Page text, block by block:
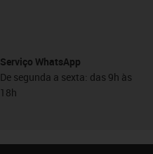
Serviço WhatsApp
De segunda a sexta: das 9h às
18h